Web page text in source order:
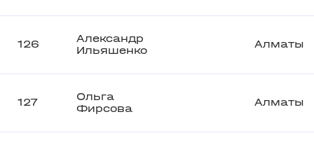
126
Александр
Ильяшенко
Алматы
127
Ольга
Фирсова
Алматы